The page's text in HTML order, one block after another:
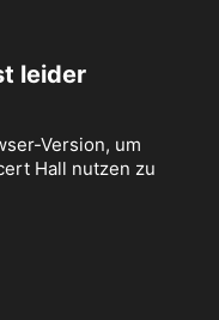
leider
Version, um
Hall nutzen zu